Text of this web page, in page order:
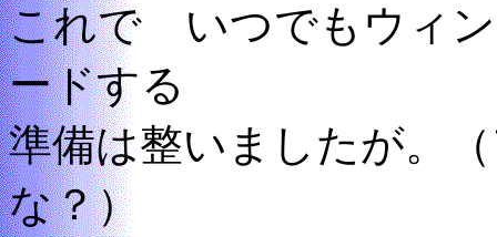
これで いつでもウィ
ードする
準備は整いましたが。
な？）